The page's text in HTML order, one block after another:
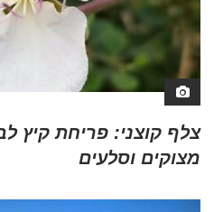
צלף קוצני: פריחת קיץ
מצוקים וסלעים